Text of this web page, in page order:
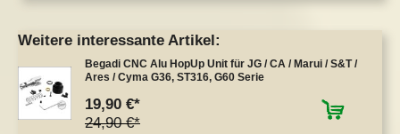
Weitere interessante Artikel:
Begadi CNC Alu HopUp Unit für JG / CA / Marui / S&T /
Ares / Cyma G36, ST316, G60 Serie
19,90 €
24,90 €